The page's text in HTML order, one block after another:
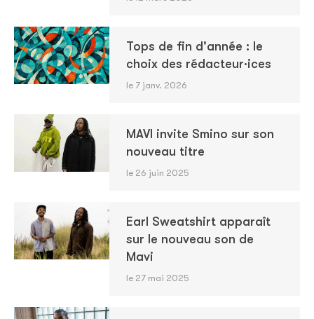
Tops de fin d'année : le
choix des rédacteur·ices
le 7 janv. 2026
MAVI invite Smino sur son
nouveau titre
le 26 juin 2025
Earl Sweatshirt apparaît
sur le nouveau son de
Mavi
le 27 mai 2025